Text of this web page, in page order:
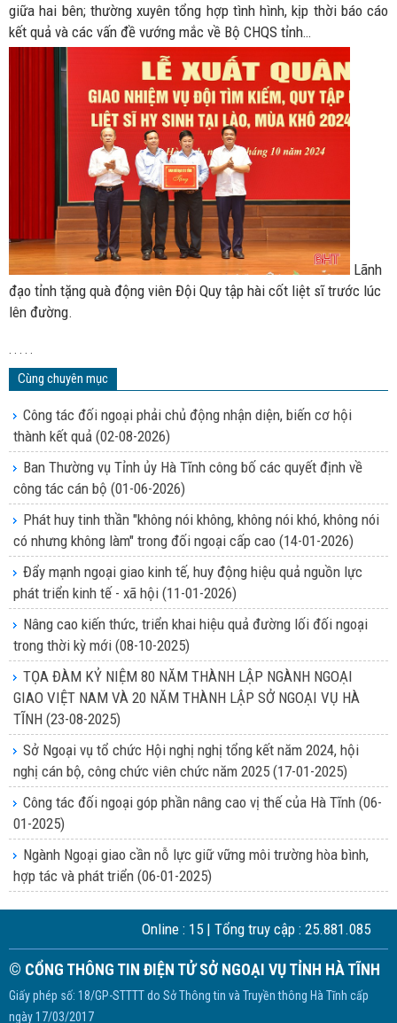
giữa hai bên; thường xuyên tổng hợp tình hình, kịp thời báo cáo
kết quả và các vấn đề vướng mắc về Bộ CHQS tỉnh…
Lãnh
đạo tỉnh tặng quà động viên Đội Quy tập hài cốt liệt sĩ trước lúc
lên đường.
. . . . .
Cùng chuyên mục
Công tác đối ngoại phải chủ động nhận diện, biến cơ hội
thành kết quả (02-08-2026)
Ban Thường vụ Tỉnh ủy Hà Tĩnh công bố các quyết định về
công tác cán bộ (01-06-2026)
Phát huy tinh thần "không nói không, không nói khó, không nói
có nhưng không làm" trong đối ngoại cấp cao (14-01-2026)
Đẩy mạnh ngoại giao kinh tế, huy động hiệu quả nguồn lực
phát triển kinh tế - xã hội (11-01-2026)
Nâng cao kiến thức, triển khai hiệu quả đường lối đối ngoại
trong thời kỳ mới (08-10-2025)
TỌA ĐÀM KỶ NIỆM 80 NĂM THÀNH LẬP NGÀNH NGOẠI
GIAO VIỆT NAM VÀ 20 NĂM THÀNH LẬP SỞ NGOẠI VỤ HÀ
TĨNH (23-08-2025)
Sở Ngoại vụ tổ chức Hội nghị nghị tổng kết năm 2024, hội
nghị cán bộ, công chức viên chức năm 2025 (17-01-2025)
Công tác đối ngoại góp phần nâng cao vị thế của Hà Tĩnh (06-
01-2025)
Ngành Ngoại giao cần nỗ lực giữ vững môi trường hòa bình,
hợp tác và phát triển (06-01-2025)
Online : 15 | Tổng truy cập : 25.881.085
© CỔNG THÔNG TIN ĐIỆN TỬ SỞ NGOẠI VỤ TỈNH HÀ TĨNH
Giấy phép số: 18/GP-STTTT do Sở Thông tin và Truyền thông Hà Tĩnh cấp
ngày 17/03/2017